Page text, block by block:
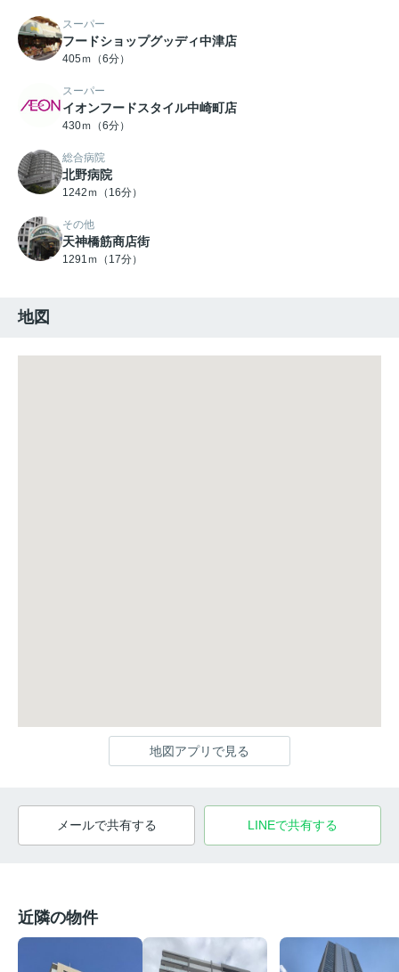
スーパー
フードショップグッディ中津店
405ｍ（6分）
スーパー
イオンフードスタイル中崎町店
430ｍ（6分）
総合病院
北野病院
1242ｍ（16分）
その他
天神橋筋商店街
1291ｍ（17分）
地図
地図アプリで見る
メールで共有する LINEで共有する
近隣の物件